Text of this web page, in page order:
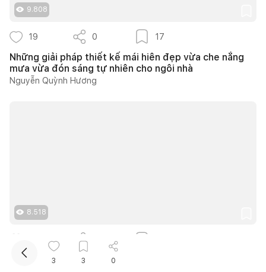
9.808
19 0 17
Những giải pháp thiết kế mái hiên đẹp vừa che nắng
mưa vừa đón sáng tự nhiên cho ngôi nhà
Nguyễn Quỳnh Hương
8.518
30 gợi ý thiết kế vườn rau mini tại nhà từ căn hộ đến
3 3 0